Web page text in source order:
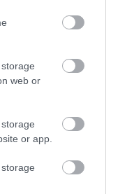
web or
or app.
A FÖLD